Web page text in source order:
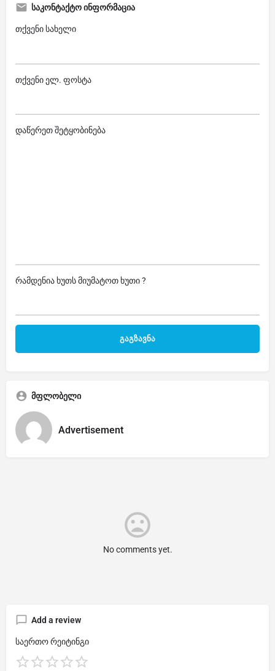
საკონტაქტო ინფორმაცია
თქვენი სახელი
თქვენი ელ. ფოსტა
დაწერეთ შეტყობინება
რამდენია ხუთს მიუმატოთ ხუთი ?
მფლობელი
Advertisement
No comments yet.
Add a review
საერთო რეიტინგი